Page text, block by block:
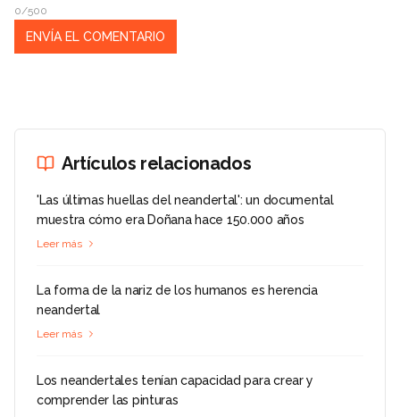
0/500
Artículos relacionados
'Las últimas huellas del neandertal': un documental
muestra cómo era Doñana hace 150.000 años
Leer más
La forma de la nariz de los humanos es herencia
neandertal
Leer más
Los neandertales tenían capacidad para crear y
comprender las pinturas